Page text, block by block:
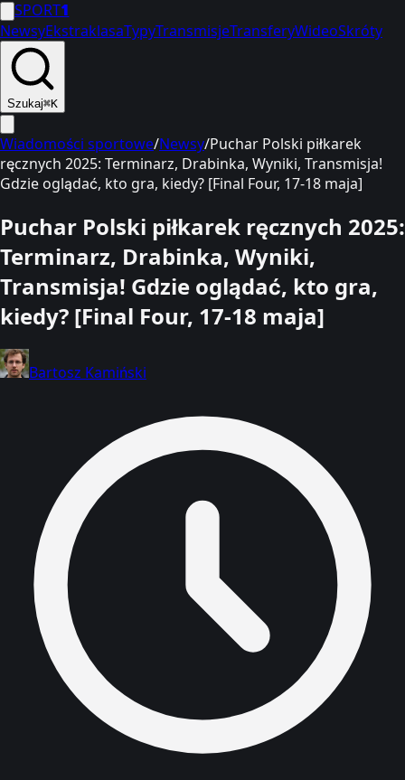
SPORT1
NewsyEkstraklasaTypyTransmisjeTransferyWideoSkróty
Szukaj⌘K
Wiadomości sportowe/Newsy/Puchar Polski piłkarek
ręcznych 2025: Terminarz, Drabinka, Wyniki, Transmisja!
Gdzie oglądać, kto gra, kiedy? [Final Four, 17-18 maja]
Puchar Polski piłkarek ręcznych 2025:
Terminarz, Drabinka, Wyniki,
Transmisja! Gdzie oglądać, kto gra,
kiedy? [Final Four, 17-18 maja]
Bartosz Kamiński